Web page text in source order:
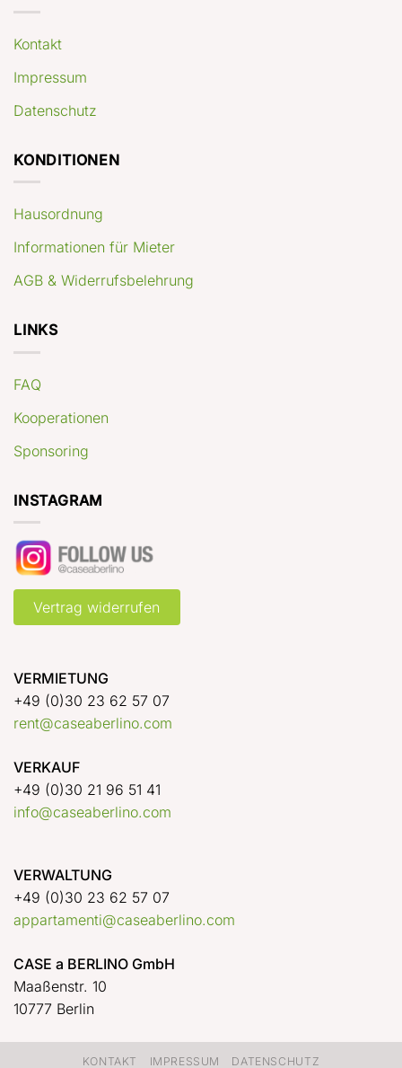
Kontakt
Impressum
Datenschutz
KONDITIONEN
Hausordnung
Informationen für Mieter
AGB & Widerrufsbelehrung
LINKS
FAQ
Kooperationen
Sponsoring
INSTAGRAM
Vertrag widerrufen
VERMIETUNG
+49 (0)30 23 62 57 07
rent@caseaberlino.com
VERKAUF
+49 (0)30 21 96 51 41
info@caseaberlino.com
VERWALTUNG
+49 (0)30 23 62 57 07
appartamenti@caseaberlino.com
CASE a BERLINO GmbH
Maaßenstr. 10
10777 Berlin
KONTAKT IMPRESSUM DATENSCHUTZ